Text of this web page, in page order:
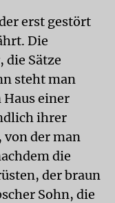
erst gestört
Die
die Sätze
steht man
Haus einer
ihrer
von der man
die
der braun
Sohn, die